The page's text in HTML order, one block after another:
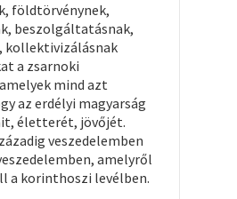
földtörvénynek,
beszolgáltatásnak,
kollektivizálásnak
a zsarnoki
mind azt
az erdélyi magyarság
életterét, jövőjét.
veszedelemben
amelyről
a korinthoszi levélben.